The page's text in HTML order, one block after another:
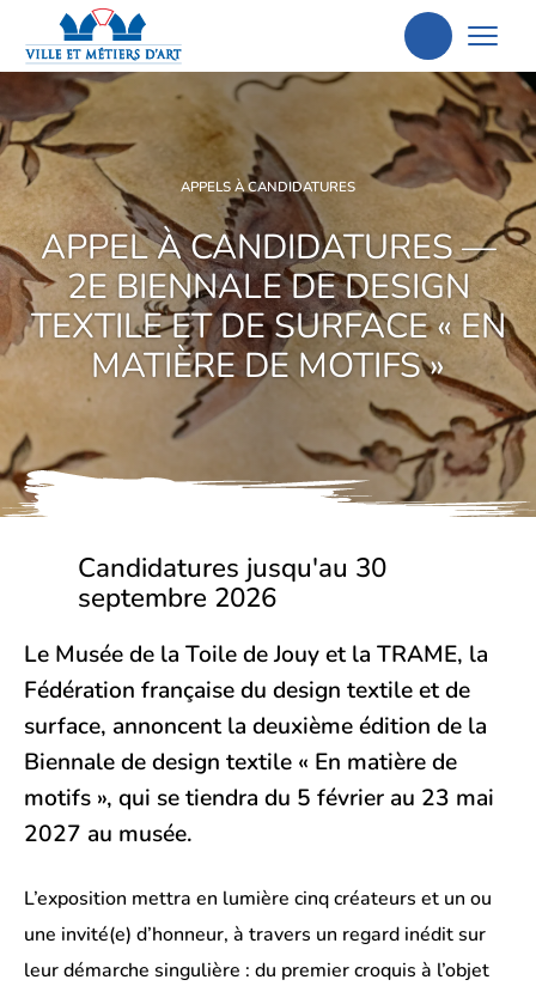
Aller
la
recherche
APPELS À CANDIDATURES
APPEL À CANDIDATURES —
2E BIENNALE DE DESIGN
TEXTILE ET DE SURFACE « EN
MATIÈRE DE MOTIFS »
Candidatures jusqu'au 30
septembre 2026
Le Musée de la Toile de Jouy et la TRAME, la
Fédération française du design textile et de
surface, annoncent la deuxième édition de la
Biennale de design textile « En matière de
motifs », qui se tiendra du 5 février au 23 mai
2027 au musée.
L’exposition mettra en lumière cinq créateurs et un ou
une invité(e) d’honneur, à travers un regard inédit sur
leur démarche singulière : du premier croquis à l’objet